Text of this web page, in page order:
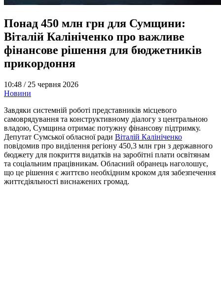
Понад 450 млн грн для Сумщини:
Віталій Калініченко про важливе
фінансове рішення для бюджетників
прикордоння
10:48 / 25 червня 2026
Новини
Завдяки системній роботі представників місцевого
самоврядування та конструктивному діалогу з центральною
владою, Сумщина отримає потужну фінансову підтримку.
Депутат Сумської обласної ради Віталій Калініченко
повідомив про виділення регіону 450,3 млн грн з державного
бюджету для покриття видатків на заробітні плати освітянам
та соціальним працівникам. Обласний обранець наголошує,
що це рішення є життєво необхідним кроком для забезпечення
життєдіяльності виснажених громад.